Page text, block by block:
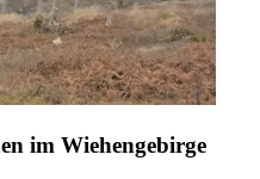
im Wiehengebirge